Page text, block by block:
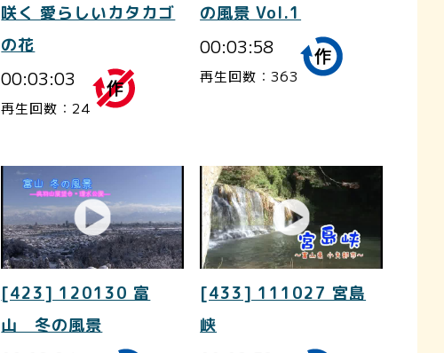
咲く 愛らしいカタカゴ
の花
00:03:03
再生回数：24
の風景 Vol.1
00:03:58
再生回数：363
[423] 120130 富
山 冬の風景
[433] 111027 宮島
峡